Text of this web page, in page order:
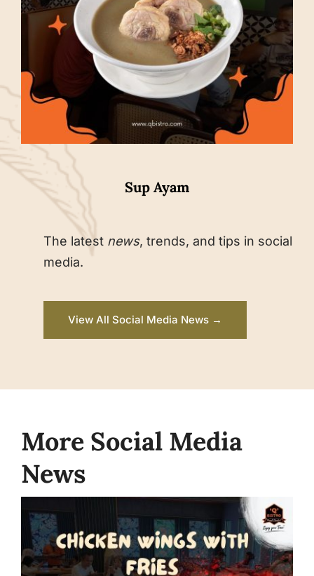
The latest news, trends, and tips in social
media.
View All Social Media News →
Sup Ayam
More Social Media
News